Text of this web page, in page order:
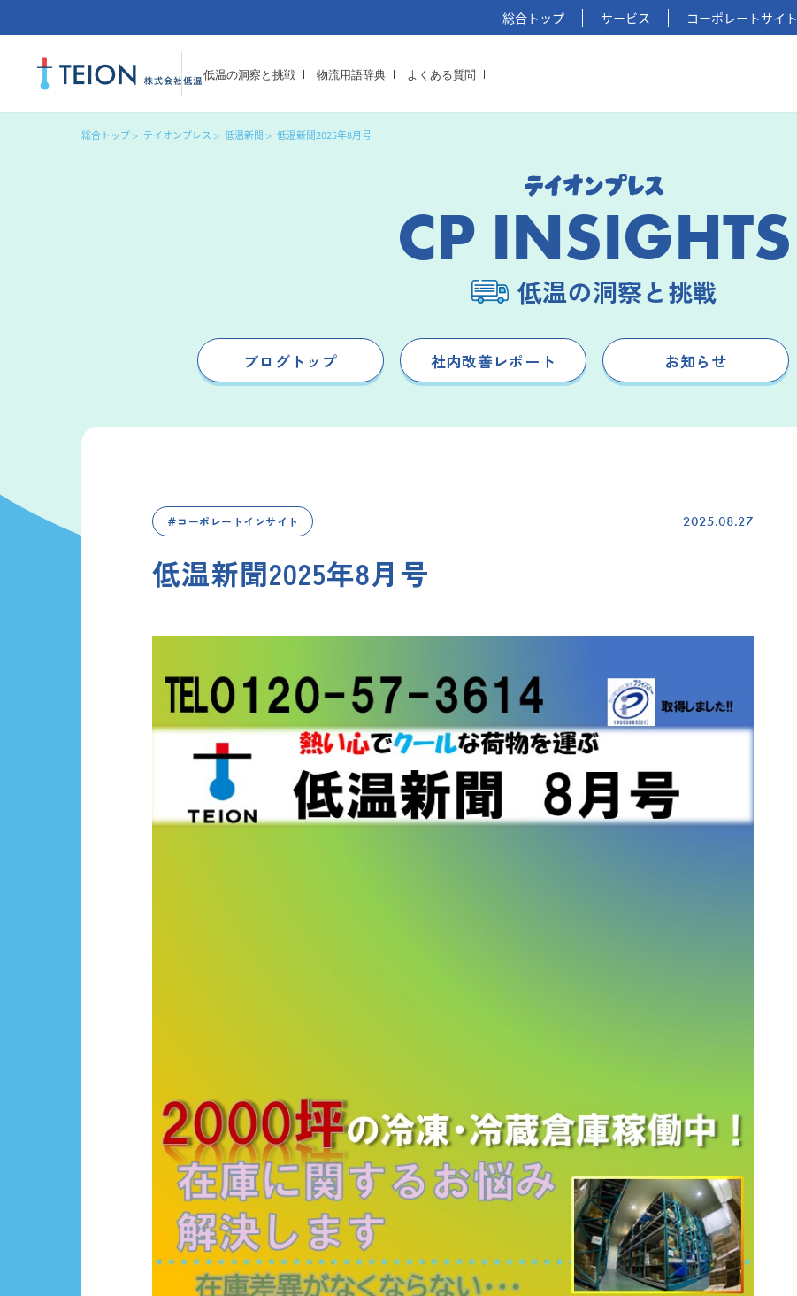
総合トップ サービス コーポレートサイト
低温の洞察と挑戦 物流用語辞典 よくある質問
総合トップ テイオンプレス 低温新聞 低温新聞2025年8月号
CP INSIGHTS
低温の洞察と挑戦
ブログトップ 社内改善レポート お知らせ
＃コーポレートインサイト 2025.08.27
低温新聞2025年8月号